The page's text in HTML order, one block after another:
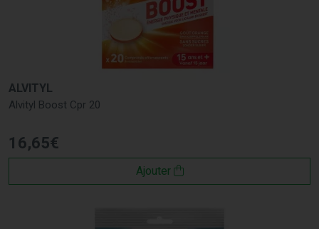
ALVITYL
Alvityl Boost Cpr 20
16,65€
Ajouter